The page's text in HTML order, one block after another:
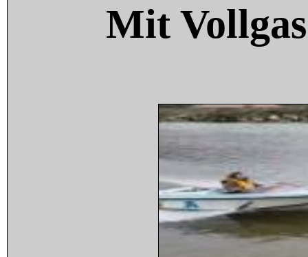
Mit